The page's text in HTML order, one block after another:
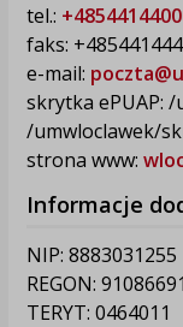
tel.:
faks:
e-mail:
skrytka ePUAP:
/umwloclawek/
strona www:
Informacje
NIP: 8883031255
REGON:
TERYT: 0464011